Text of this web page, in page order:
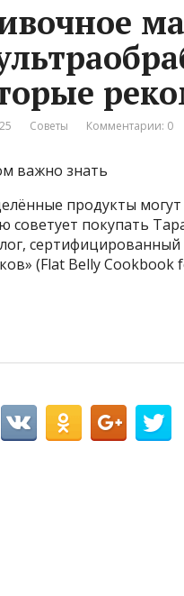
Советы Комментарии: 0
важно знать
продукты
советует покупать
сертифицированный
(Flat Belly Cookbook